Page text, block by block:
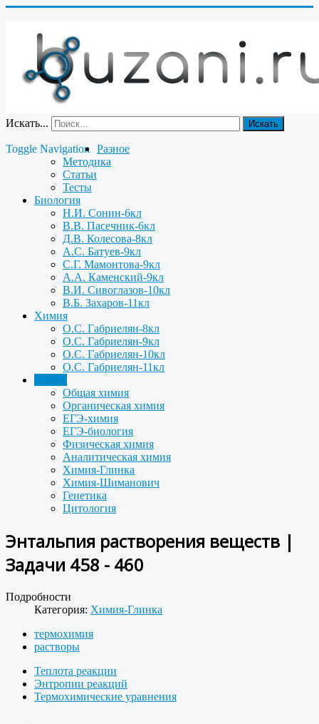
Искать... Искать
Toggle Navigation
Разное
Методика
Статьи
Тесты
Биология
Н.И. Сонин-6кл
В.В. Пасечник-6кл
Д.В. Колесова-8кл
А.С. Батуев-9кл
С.Г. Мамонтова-9кл
А.А. Каменский-9кл
В.И. Сивоглазов-10кл
В.Б. Захаров-11кл
Химия
О.С. Габриелян-8кл
О.С. Габриелян-9кл
О.С. Габриелян-10кл
О.С. Габриелян-11кл
Общая химия
Органическая химия
ЕГЭ-химия
ЕГЭ-биология
Физическая химия
Аналитическая химия
Химия-Глинка
Химия-Шиманович
Генетика
Цитология
Энтальпия растворения веществ |
Задачи 458 - 460
Подробности
Категория: Химия-Глинка
термохимия
растворы
Теплота реакции
Энтропии реакций
Термохимические уравнения